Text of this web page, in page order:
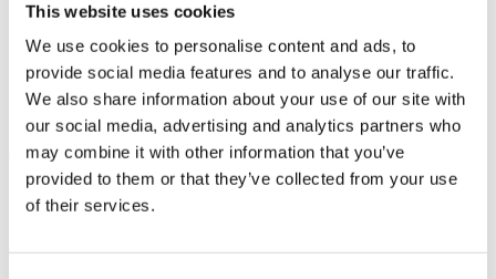
This website uses cookies
We use cookies to personalise content and ads, to
provide social media features and to analyse our traffic.
We also share information about your use of our site with
our social media, advertising and analytics partners who
may combine it with other information that you’ve
provided to them or that they’ve collected from your use
of their services.
Instapak Quick RT schuimkussens
Luchtkussenmachines
Luchtkussenzakjes
Opvulchips